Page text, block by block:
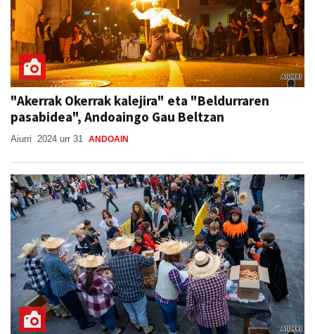
"Akerrak Okerrak kalejira" eta "Beldurraren
pasabidea", Andoaingo Gau Beltzan
Aiurri 2024 urr 31 ANDOAIN